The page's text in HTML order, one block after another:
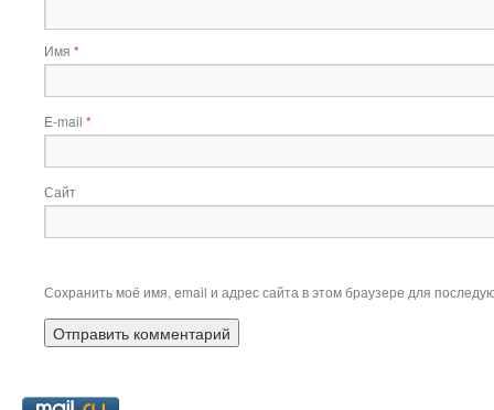
Имя *
E-mail *
Сайт
Сохранить моё имя, email и адрес сайта в этом браузере для